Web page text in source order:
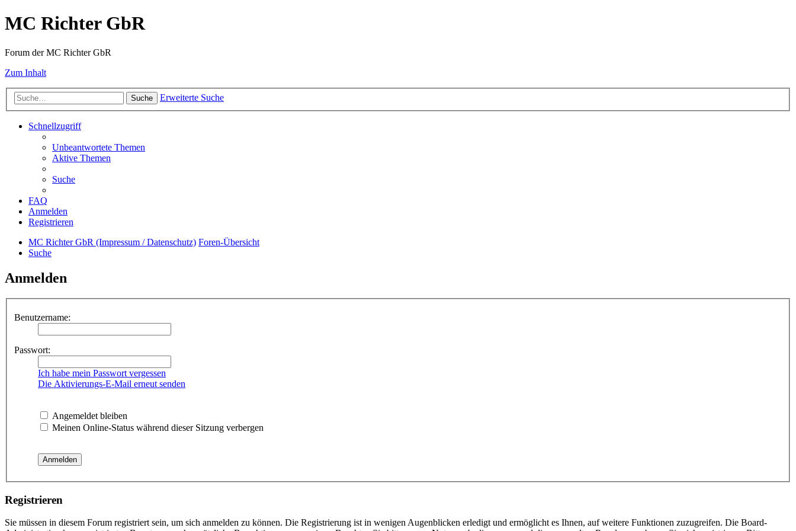
MC Richter GbR
Forum der MC Richter GbR
Zum Inhalt
Suche Erweiterte Suche
Schnellzugriff
Unbeantwortete Themen
Aktive Themen
Suche
FAQ
Anmelden
Registrieren
MC Richter GbR (Impressum / Datenschutz) Foren-Übersicht
Suche
Anmelden
Benutzername:
Passwort:
Ich habe mein Passwort vergessen
Die Aktivierungs-E-Mail erneut senden
Angemeldet bleiben
Meinen Online-Status während dieser Sitzung verbergen
Registrieren
Sie müssen in diesem Forum registriert sein, um sich anmelden zu können. Die Registrierung ist in wenigen Augenblicken erledigt und ermöglicht es Ihnen, auf weitere Funktionen zuzugreifen. Die Board-